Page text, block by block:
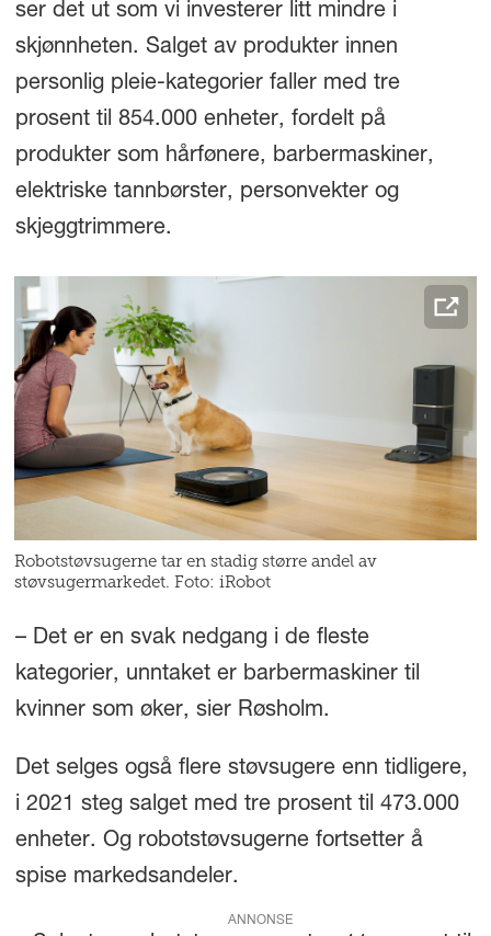
ser det ut som vi investerer litt mindre i
skjønnheten. Salget av produkter innen
personlig pleie-kategorier faller med tre
prosent til 854.000 enheter, fordelt på
produkter som hårfønere, barbermaskiner,
elektriske tannbørster, personvekter og
skjeggtrimmere.
Robotstøvsugerne tar en stadig større andel av
støvsugermarkedet. Foto: iRobot
– Det er en svak nedgang i de fleste
kategorier, unntaket er barbermaskiner til
kvinner som øker, sier Røsholm.
Det selges også flere støvsugere enn tidligere,
i 2021 steg salget med tre prosent til 473.000
enheter. Og robotstøvsugerne fortsetter å
spise markedsandeler.
ANNONSE